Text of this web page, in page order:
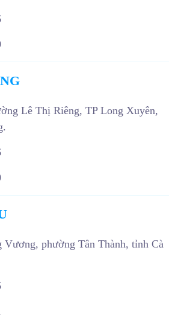
Lê Thị Riêng, TP Long Xuyên,
Vương, phường Tân Thành, tỉnh Cà